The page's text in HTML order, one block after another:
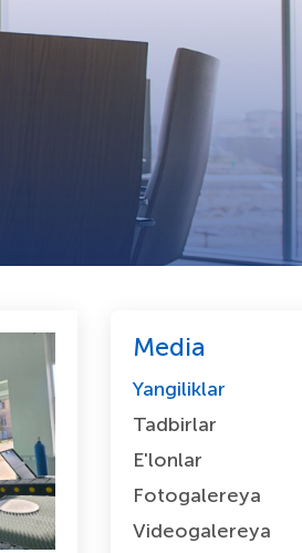
Media
Yangiliklar
Tadbirlar
E'lonlar
Fotogalereya
Videogalereya